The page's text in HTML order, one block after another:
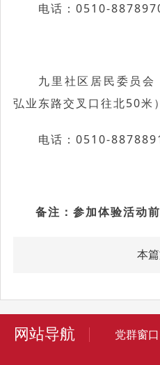
电话：0510-
九里社区居民委员
弘业东路交叉口往北50米）
电话：0510-
备注：参加体验活动
本
网站导航 党群窗口